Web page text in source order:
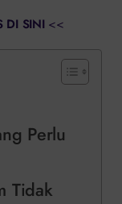
DI SINI <<
Perlu
Tidak